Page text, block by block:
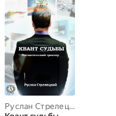
Руслан Стрелецкий